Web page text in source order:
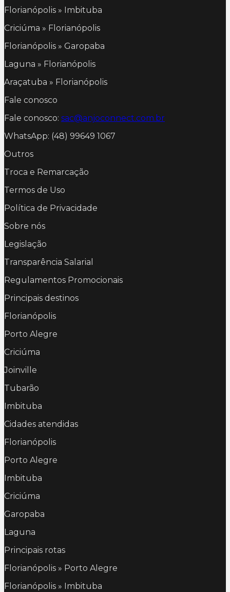
Florianópolis » Imbituba
Criciúma » Florianópolis
Florianópolis » Garopaba
Laguna » Florianópolis
Araçatuba » Florianópolis
Fale conosco
Fale conosco: sac@anjoconnect.com.br
WhatsApp: (48) 99649 1067
Outros
Troca e Remarcação
Termos de Uso
Política de Privacidade
Sobre nós
Legislação
Transparência Salarial
Regulamentos Promocionais
Principais destinos
Florianópolis
Porto Alegre
Criciúma
Joinville
Tubarão
Imbituba
Cidades atendidas
Florianópolis
Porto Alegre
Imbituba
Criciúma
Garopaba
Laguna
Principais rotas
Florianópolis » Porto Alegre
Florianópolis » Imbituba